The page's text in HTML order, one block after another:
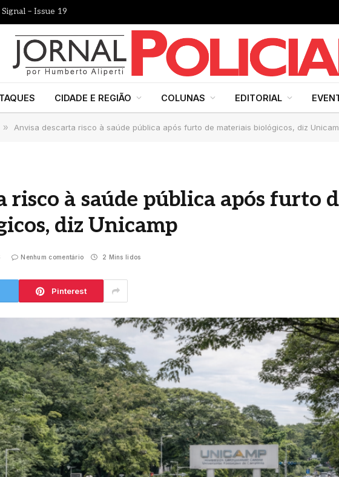
– Issue 19
CIDADE E REGIÃO COLUNAS EDITORIAL
» Anvisa descarta risco à saúde pública após furto de materiais biológicos, diz
risco à saúde pública após furto
diz Unicamp
Nenhum comentário 2 Mins lidos
Pinterest